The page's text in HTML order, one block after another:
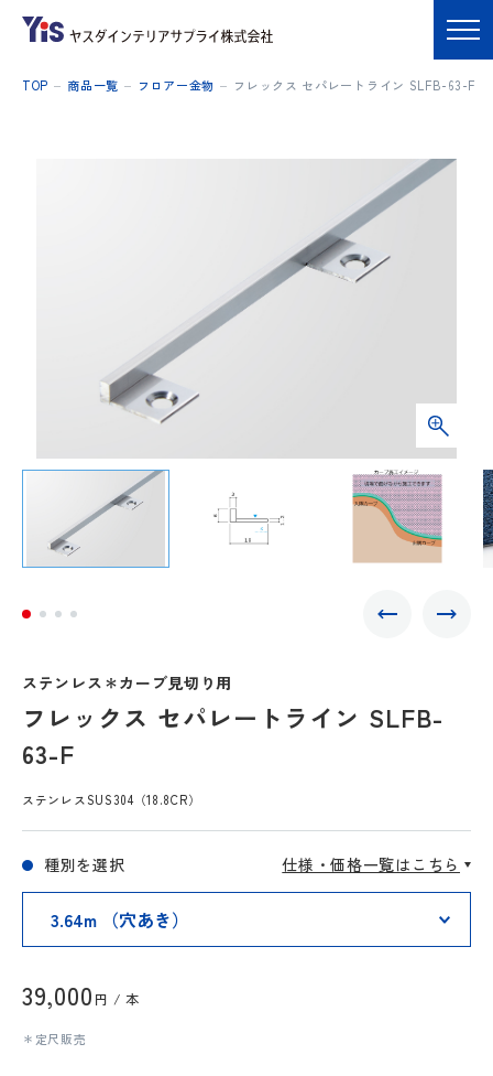
TOP 商品一覧 フロアー金物 フレックス セパレートライン SLFB-63-F
ステンレス＊カーブ見切り用
フレックス セパレートライン SLFB-
63-F
ステンレスSUS304（18.8CR）
仕様・価格一覧はこちら
種別を選択
39,000 円 / 本
＊定尺販売